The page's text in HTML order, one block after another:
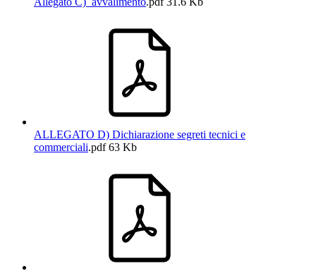
ALLEGATO D) Dichiarazione segreti tecnici e
commerciali.pdf63 Kb